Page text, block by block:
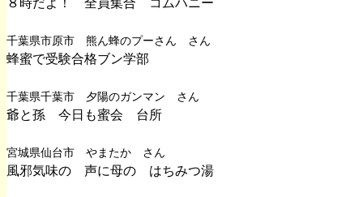
８時だよ！ 全員集合 コムハニー
千葉県市原市 熊ん蜂のプーさん さん
蜂蜜で受験合格ブン学部
千葉県千葉市 夕陽のガンマン さん
爺と孫 今日も蜜会 台所
宮城県仙台市 やまたか さん
風邪気味の 声に母の はちみつ湯